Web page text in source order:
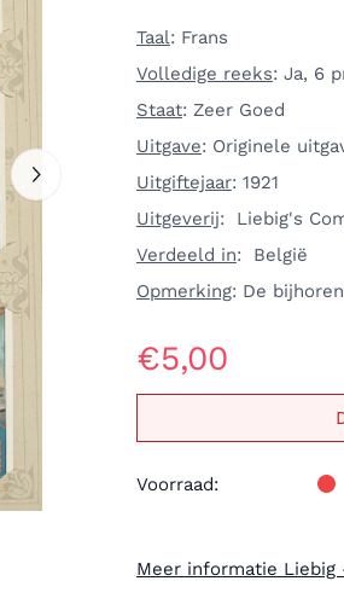
Taal: Frans
Volledige reeks: Ja, 6
Staat: Zeer Goed
Uitgave: Originele
Uitgiftejaar: 1921
Uitgeverij: Liebig's
Verdeeld in: België
Opmerking: De
€5,00
Voorraad:
Meer informatie Liebig